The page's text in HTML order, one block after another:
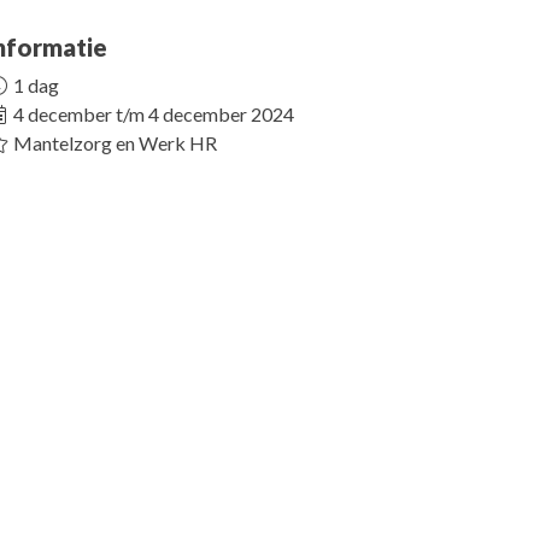
1 dag
4 december t/m 4 december 2024
Mantelzorg en Werk HR